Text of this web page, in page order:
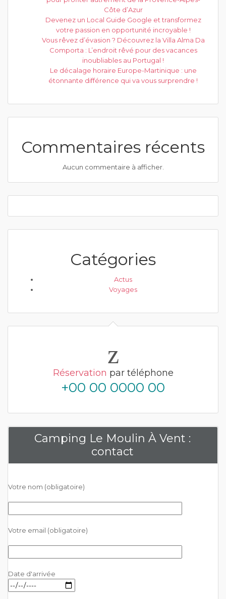
Côte d’Azur
Devenez un Local Guide Google et transformez
votre passion en opportunité incroyable !
Vous rêvez d’évasion ? Découvrez la Villa Alma Da
Comporta : L’endroit rêvé pour des vacances
inoubliables au Portugal !
Le décalage horaire Europe-Martinique : une
étonnante différence qui va vous surprendre !
Commentaires récents
Aucun commentaire à afficher.
Catégories
Actus
Voyages
Réservation par téléphone
+00 00 0000 00
Camping Le Moulin À Vent :
contact
Votre nom (obligatoire)
Votre email (obligatoire)
Date d'arrivée